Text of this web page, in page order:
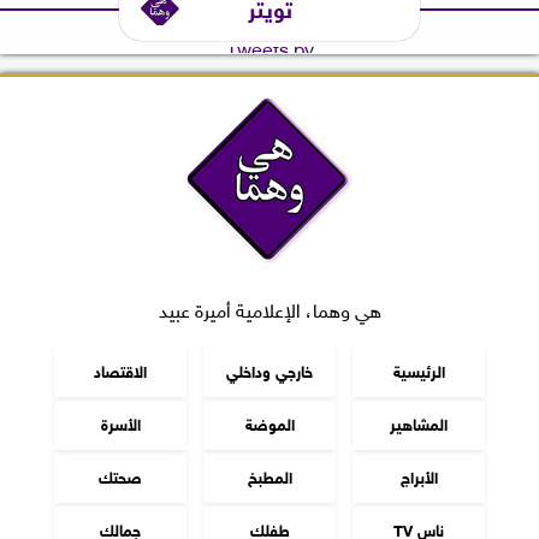
Tweets by
هي وهما، الإعلامية أميرة عبيد
الرئيسية خارجي وداخلي
الاقتصاد
المشاهير
الموضة
الأسرة
الأبراج
المطبخ
صحتك
ناس TV
طفلك جمالك